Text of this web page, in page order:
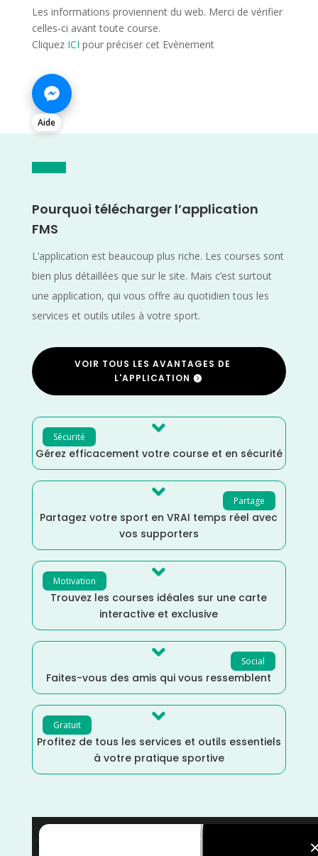
Les informations proviennent du web. Merci de vérifier
celles-ci avant toute course.
Cliquez ICI pour préciser cet Evènement
Aide
Pourquoi télécharger l’application
FMS
L’application est beaucoup plus riche. Les courses sont
bien plus détaillées que sur le site. Mais c’est surtout
une application, qui vous offre au quotidien tous les
services et outils utiles à votre sport.
VOIR TOUS LES AVANTAGES DE
L'APPLICATION
Sécurité 
Gérez efficacement votre course et en sécurité
Partage

Partagez votre sport en VRAI temps réel avec
vos supporters
Motivation 
Trouvez les courses idéales sur une carte
interactive et exclusive
Social

Faites-vous des amis qui vous ressemblent
Gratuit 
Profitez de tous les services et outils essentiels
à votre pratique sportive
Seine Maritime